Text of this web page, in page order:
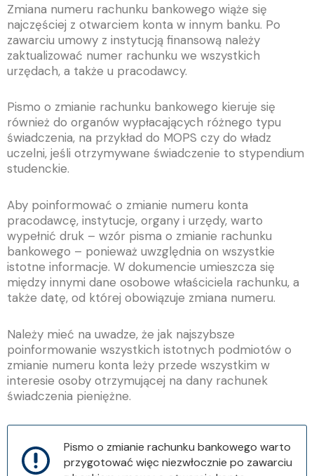
Zmiana numeru rachunku bankowego wiąże się
najczęściej z otwarciem konta w innym banku. Po
zawarciu umowy z instytucją finansową należy
zaktualizować numer rachunku we wszystkich
urzędach, a także u pracodawcy.
Pismo o zmianie rachunku bankowego kieruje się
również do organów wypłacających różnego typu
świadczenia, na przykład do MOPS czy do władz
uczelni, jeśli otrzymywane świadczenie to stypendium
studenckie.
Aby poinformować o zmianie numeru konta
pracodawcę, instytucje, organy i urzędy, warto
wypełnić druk – wzór pisma o zmianie rachunku
bankowego – ponieważ uwzględnia on wszystkie
istotne informacje. W dokumencie umieszcza się
między innymi dane osobowe właściciela rachunku, a
także datę, od której obowiązuje zmiana numeru.
Należy mieć na uwadze, że jak najszybsze
poinformowanie wszystkich istotnych podmiotów o
zmianie numeru konta leży przede wszystkim w
interesie osoby otrzymującej na dany rachunek
świadczenia pieniężne.
Pismo o zmianie rachunku bankowego warto
przygotować więc niezwłocznie po zawarciu